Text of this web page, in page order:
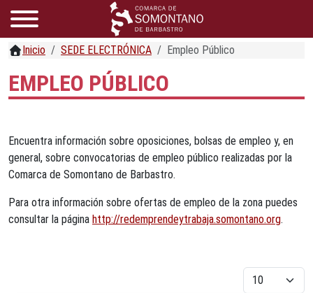
Inicio SEDE ELECTRÓNICA Empleo Público
EMPLEO PÚBLICO
Encuentra información sobre oposiciones, bolsas de empleo y, en
general, sobre convocatorias de empleo público realizadas por la
Comarca de Somontano de Barbastro.
Para otra información sobre ofertas de empleo de la zona puedes
consultar la página http://redemprendeytrabaja.somontano.org.
Cantidad